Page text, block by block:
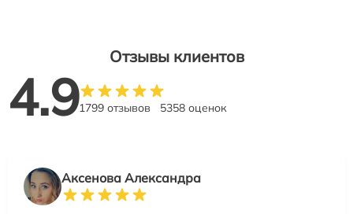
Отзывы клиентов
4.91799 отзывов 5358 оценок
Аксенова Александра